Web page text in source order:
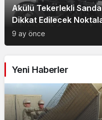
Akülü Tekerlekli
Dikkat Edilecek
Güvenlik ve Doğru
9 ay önce
Yeni Haberler